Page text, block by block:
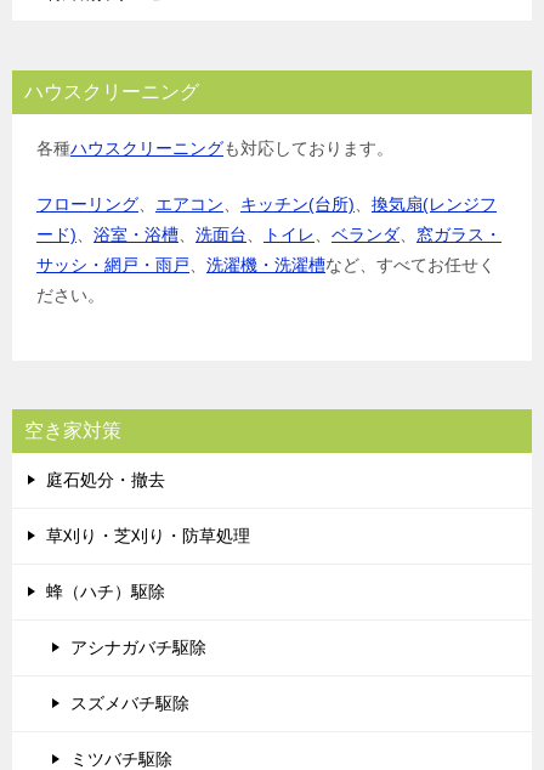
ハウスクリーニング
各種ハウスクリーニングも対応しております。
フローリング エアコン キッチン(台所)
換気扇(レンジフ
ード)
浴室・浴槽 洗面台 トイレ ベランダ
窓ガラス・
サッシ・網戸・雨戸
洗濯機・洗濯槽など、すべてお任せく
ださい。
空き家対策
庭石処分・撤去
草刈り・芝刈り・防草処理
蜂（ハチ）駆除
アシナガバチ駆除
スズメバチ駆除
ミツバチ駆除